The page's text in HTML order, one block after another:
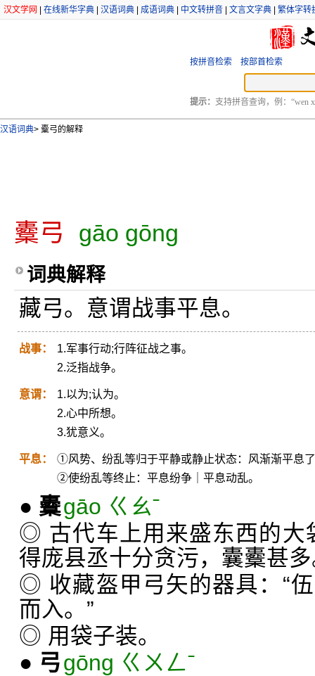
汉文学网 在线新华字典 汉语词典 成语词典 中文转拼音 文言文字典 繁体字转
按拼音检索 按部首检索
提示： 支持拼音查询，例：“wen
汉语词典> 櫜弓的解释
櫜弓 gāo gōng
词典解释
藏弓。意谓战事平息。
战事：
1.军事行动;行阵征战之事。
2.泛指战争。
意谓：
1.以为;认为。
2.心中所想。
3.犹意义。
平息：
①风势、纷乱等归于平静或静止状态：风渐渐平息
②使纷乱等终止：平息纷争｜平息动乱。
● 櫜gāo ㄍㄠˉ
◎ 古代车上用来盛东西的大
得庞县丞十分贪污，囊櫜甚多
◎ 收藏盔甲弓矢的器具：“
而入。”
◎ 用袋子装。
● 弓gōng ㄍㄨㄥˉ